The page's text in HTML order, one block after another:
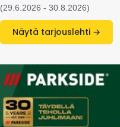
(29.6.2026 - 30.8.2026)
Näytä tarjouslehti →